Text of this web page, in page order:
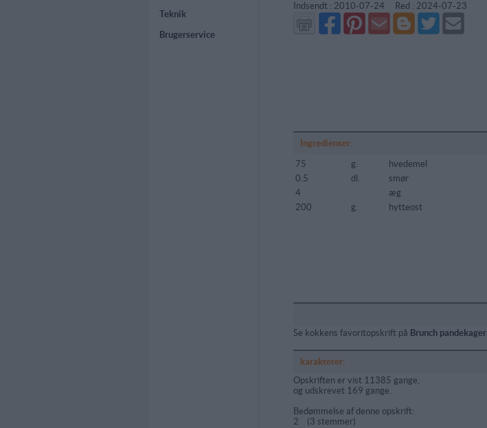
Teknik
Brugerservice
Indsendt : 2010-07-24 Red : 2024-07-23
Del
på
Facebook
Del
på
Pinterest
Send
via
GMail
Del
på
Blogger
Del
på
Twitter
Send
mail
Ingredienser:
75
g.
hvedemel
0.5
dl.
smør
4
æg
200
g. hytteost
Se kokkens favoritopskrift på Brunch pandekager
karakterer:
Opskriften er vist 11385 gange,
og udskrevet 169 gange.
Bedømmelse af denne opskrift:
2 (3 stemmer)